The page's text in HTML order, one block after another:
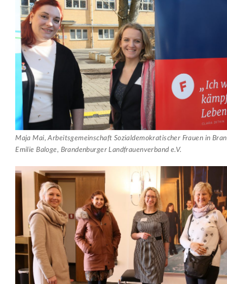
Maja Mai, Arbeitsgemeinschaft Sozialdemokratischer Frauen in
Emilie Baloge, Brandenburger Landfrauenverband e.V.